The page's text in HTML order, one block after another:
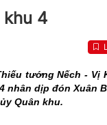
khu 4
tướng Nếch - Vị
nhân dịp đón Xuân
Quân khu.